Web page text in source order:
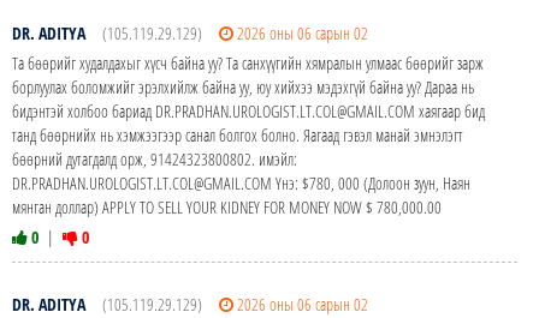
DR. ADITYA (105.119.29.129)
2026 оны 06 сарын 02
Та бөөрийг худалдахыг хүсч байна уу? Та санхүүгийн хямралын улмаас бөөрийг зарж
борлуулах боломжийг эрэлхийлж байна уу, юу хийхээ мэдэхгүй байна уу? Дараа нь
бидэнтэй холбоо бариад DR.PRADHAN.UROLOGIST.LT.COL@GMAIL.COM хаягаар бид
танд бөөрнийх нь хэмжээгээр санал болгох болно. Яагаад гэвэл манай эмнэлэгт
бөөрний дутагдалд орж, 91424323800802. имэйл:
DR.PRADHAN.UROLOGIST.LT.COL@GMAIL.COM Yнэ: $780, 000 (Долоон зуун, Наян
мянган доллар) APPLY TO SELL YOUR KIDNEY FOR MONEY NOW $ 780,000.00
0 | 0
DR. ADITYA (105.119.29.129)
2026 оны 06 сарын 02